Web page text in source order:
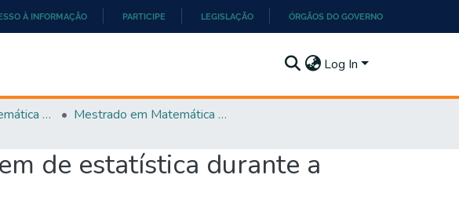
À INFORMAÇÃO PARTICIPE LEGISLAÇÃO ÓRGÃOS DO GOVERNO
Log In
Mestrado em Matemática em Rede Nacional - PROFMAT
Mestrado em Matemática em Rede Nacional - PROFMAT
de estatística durante a